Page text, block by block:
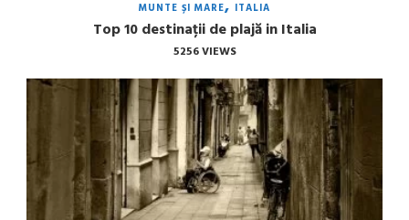
MUNTE ȘI MARE ITALIA
Top 10 destinații de plajă in Italia
5256 VIEWS